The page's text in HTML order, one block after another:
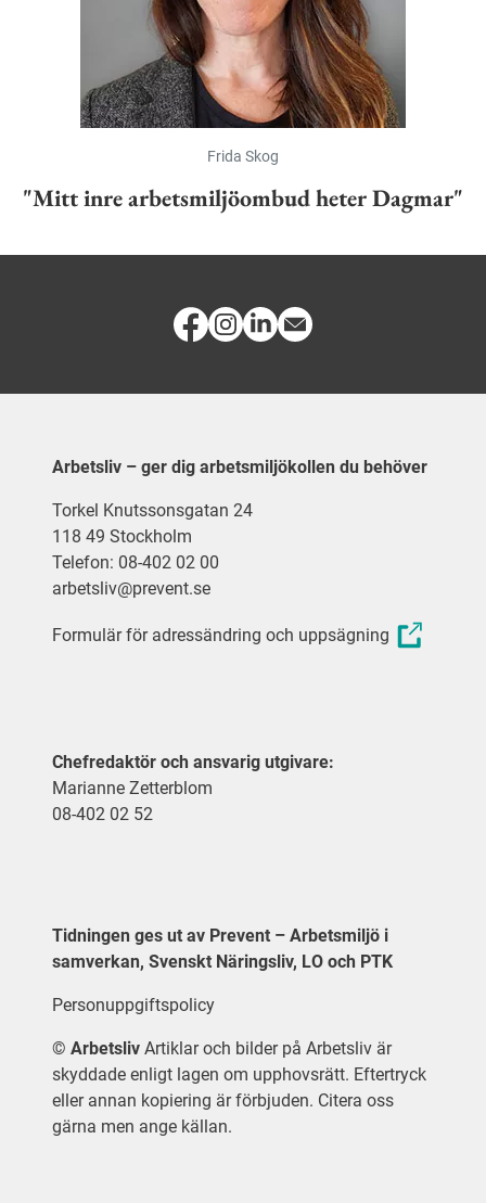
Frida Skog
"Mitt inre arbetsmiljöombud heter Dagmar"
Arbetsliv – ger dig arbetsmiljökollen du behöver
Torkel Knutssonsgatan 24
118 49 Stockholm
Telefon: 08-402 02 00
arbetsliv@prevent.se
Formulär för adressändring och uppsägning
Chefredaktör och ansvarig utgivare:
Marianne Zetterblom
08-402 02 52
Tidningen ges ut av Prevent – Arbetsmiljö i
samverkan, Svenskt Näringsliv, LO och PTK
Personuppgiftspolicy
© Arbetsliv Artiklar och bilder på Arbetsliv är
skyddade enligt lagen om upphovsrätt. Eftertryck
eller annan kopiering är förbjuden. Citera oss
gärna men ange källan.